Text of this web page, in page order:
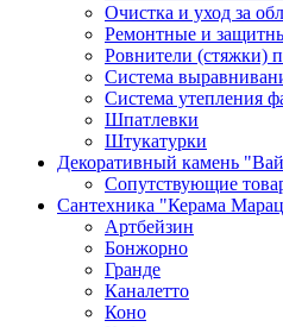
Очистка и уход за
Ремонтные и
Ровнители (стяжки)
Система
Система утепления
Шпатлевки
Штукатурки
Декоративный камень
Сопутствующие
Сантехника "Керама
Артбейзин
Бонжорно
Гранде
Каналетто
Коно